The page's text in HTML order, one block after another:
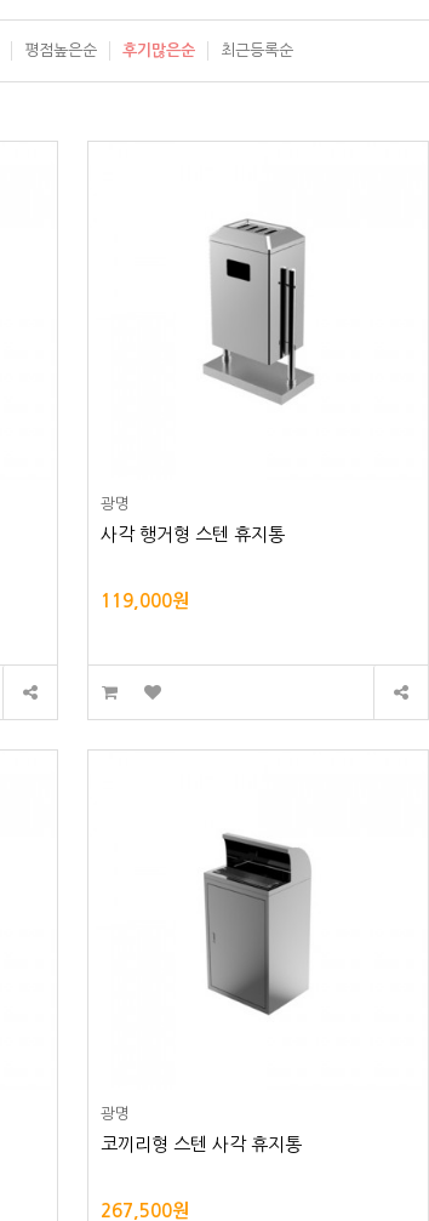
평점높은순 후기많은순 최근등록순
광명
사각 행거형 스텐 휴지통
119,000원
광명
코끼리형 스텐 사각 휴지통
267,500원